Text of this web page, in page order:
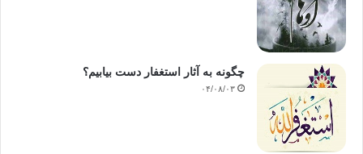
چگونه به آثار استغفار دست بیابیم؟
۰۴/۰۸/۰۳